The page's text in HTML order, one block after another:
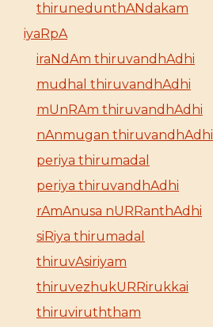
thirunedunthANdakam
iyaRpA
iraNdAm thiruvandhAdhi
mudhal thiruvandhAdhi
mUnRAm thiruvandhAdhi
nAnmugan thiruvandhAdhi
periya thirumadal
periya thiruvandhAdhi
rAmAnusa nURRanthAdhi
siRiya thirumadal
thiruvAsiriyam
thiruvezhukURRirukkai
thiruviruththam